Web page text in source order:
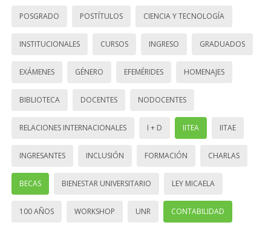
POSGRADO POSTÍTULOS CIENCIA Y TECNOLOGÍA
INSTITUCIONALES CURSOS INGRESO GRADUADOS
EXÁMENES GÉNERO EFEMÉRIDES HOMENAJES
BIBLIOTECA DOCENTES NODOCENTES
RELACIONES INTERNACIONALES I + D IITEA IITAE
INGRESANTES INCLUSIÓN FORMACIÓN CHARLAS
BECAS BIENESTAR UNIVERSITARIO LEY MICAELA
100 AÑOS WORKSHOP UNR CONTABILIDAD